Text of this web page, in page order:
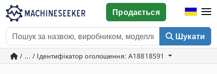
Шукати
Продається
/ ... / Ідентифікатор оголошення: A18818591